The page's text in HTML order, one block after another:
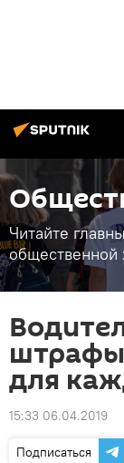
Читайте
для
15:33 06.04.2019
Подписаться